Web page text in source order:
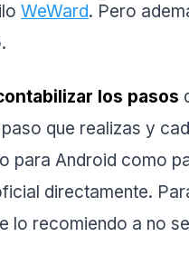
WeWard. Pero
los pasos
que realizas y
para Android como
directamente.
lo recomiendo a no